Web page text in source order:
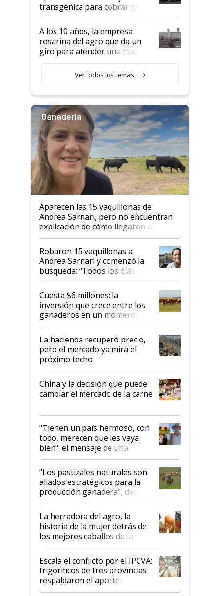
transgénica para cobrar más
por tonelada: compraron un
semillero
A los 10 años, la empresa
rosarina del agro que da un
giro para atender una nueva
Ver todos los temas
Ganadería
Aparecen las 15 vaquillonas de
Andrea Sarnari, pero no encuentran
explicación de cómo llegaron allí
Robaron 15 vaquillonas a
Andrea Sarnari y comenzó la
búsqueda: “Todos los días le
toca a algún productor”
Cuesta $6 millones: la
inversión que crece entre los
ganaderos en un momento
histórico para la actividad
La hacienda recuperó precio,
pero el mercado ya mira el
próximo techo
China y la decisión que puede
cambiar el mercado de la carne
"Tienen un país hermoso, con
todo, merecen que les vaya
bien": el mensaje de una
ganadera uruguaya sobre las
oportunidades que se abren
para el agro en Argentina, con
foco en la carne
"Los pastizales naturales son
aliados estratégicos para la
producción ganadera", destaca
la iniciativa que ya reúne a 46
establecimientos en Argentina
La herradora del agro, la
historia de la mujer detrás de
los mejores caballos de la
Argentina y los mitos que
todavía hacen sufrir a estos
animales: "Mientras me
descalificaban, yo seguí
haciendo currículum"
Escala el conflicto por el IPCVA:
frigoríficos de tres provincias
respaldaron el aporte
obligatorio